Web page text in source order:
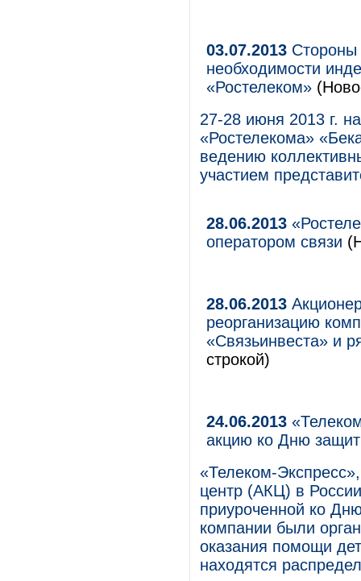
03.07.2013 Стороны
необходимости
«Ростелеком»
27-28 июня 2013 г.
«Ростелекома»
ведению
участием
28.06.2013
оператором связи
28.06.2013
реорганизацию
«Связьинвеста» и
строкой)
24.06.2013
акцию ко Дню
«Телеком-
центр (АКЦ) в
приуроченной ко
компании были
оказания помощи
находятся